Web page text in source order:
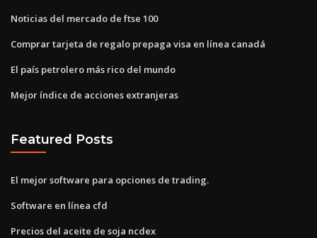
Noticias del mercado de ftse 100
Comprar tarjeta de regalo prepaga visa en línea canadá
El país petrolero más rico del mundo
Mejor índice de acciones extranjeras
Featured Posts
El mejor software para opciones de trading.
Software en línea cfd
Precios del aceite de soja ncdex